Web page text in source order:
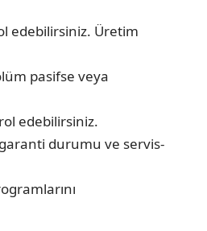
edebilirsiniz. Üretim
pasifse veya
edebilirsiniz.
garanti durumu ve servis-